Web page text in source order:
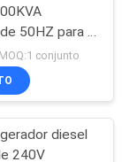
50HZ para a
fácil dosconjunto
diesel
240V